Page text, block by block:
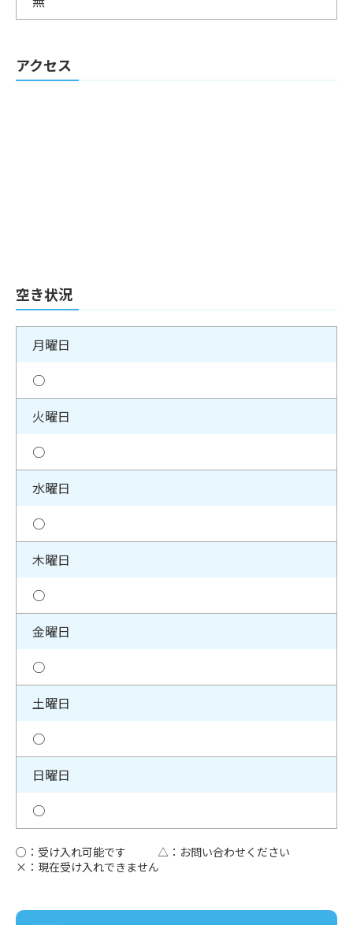
アクセス
空き状況
月曜日
○
火曜日
○
水曜日
○
木曜日
○
金曜日
○
土曜日
○
日曜日
○
○：受け入れ可能です
△：お問い合わせください
×：現在受け入れできません